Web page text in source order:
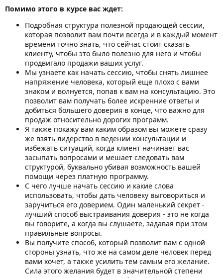
Помимо этого в курсе вас ждет:
Подробная структура полезной продающей сессии,
которая позволит вам почти всегда и в каждый момент
времени точно знать, что сейчас стоит сказать
клиенту, чтобы это было полезно для него и чтобы
продвигало продажи ваших услуг.
Мы узнаете как начать сессию, чтобы снять лишнее
напряжение человека, который еще плохо с вами
знаком и волнуется, попав к вам на консультацию. Это
позволит вам получать более искренние ответы и
добиться большего доверия в конце, что важно для
продаж относительно дорогих программ.
Я также покажу вам каким образом вы можете сразу
же взять лидерство в ведении консультации и
избежать ситуаций, когда клиент начинает вас
засыпать вопросами и мешает следовать вам
структурой, буквально убивая возможность вашей
помощи через платную программу.
С чего лучше начать сессию и какие слова
использовать, чтобы дать человеку выговориться и
заручиться его доверием. Один маленький секрет -
лучший способ выстраивания доверия - это не когда
вы говорите, а когда вы слушаете, задавая при этом
правильные вопросы.
Вы получите способ, который позволит вам с одной
стороны узнать, что же на самом деле человек перед
вами хочет, а также усилить тем самым его желание.
Сила этого желания будет в значительной степени